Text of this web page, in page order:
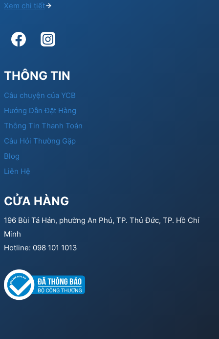
Xem chi tiết
THÔNG TIN
Câu chuyện của YCB
Hướng Dẫn Đặt Hàng
Thông Tin Thanh Toán
Câu Hỏi Thường Gặp
Blog
Liên Hệ
CỬA HÀNG
196 Bùi Tá Hán, phường An Phú, TP. Thủ Đức, TP. Hồ Chí
Minh
Hotline: 098 101 1013